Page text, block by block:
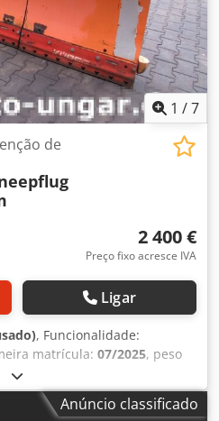
1 /7
de
2 400 €
Preço fixo acresce IVA
Ligar
, Funcionalidade:
matrícula: 07/2025, peso
, peso operacional:
de neve: + Beilhack + Modelo:
2001 + Largura: 360 cm +
Anúncio classificado